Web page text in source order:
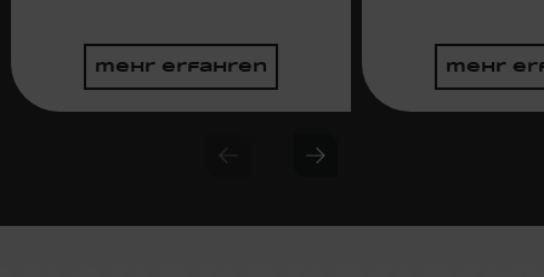
mehr erfahren mehr
Previous slide
Next slide